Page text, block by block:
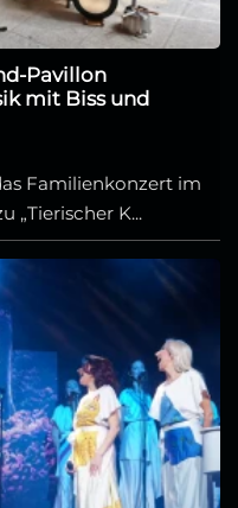
Pavillon
mit Biss und
Familienkonzert im
„Tierischer K...